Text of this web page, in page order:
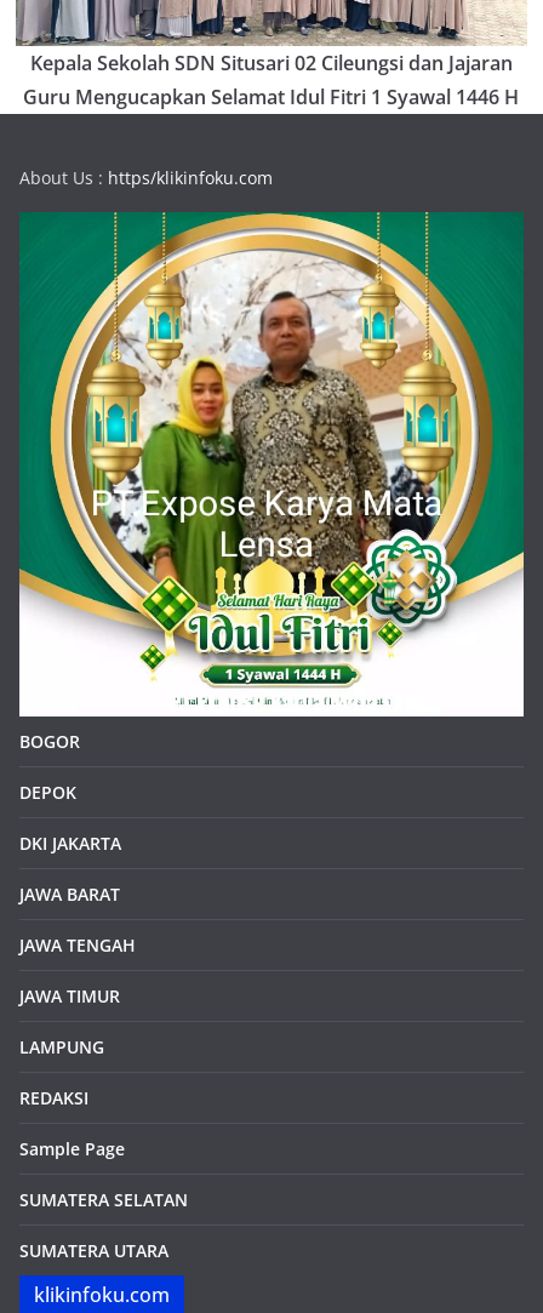
Kepala Sekolah SDN Situsari 02 Cileungsi dan Jajaran
Guru Mengucapkan Selamat Idul Fitri 1 Syawal 1446 H
About Us : https/klikinfoku.com
BOGOR
DEPOK
DKI JAKARTA
JAWA BARAT
JAWA TENGAH
JAWA TIMUR
LAMPUNG
REDAKSI
Sample Page
SUMATERA SELATAN
SUMATERA UTARA
klikinfoku.com